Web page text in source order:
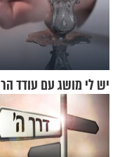
יש לי מושג עם עודד